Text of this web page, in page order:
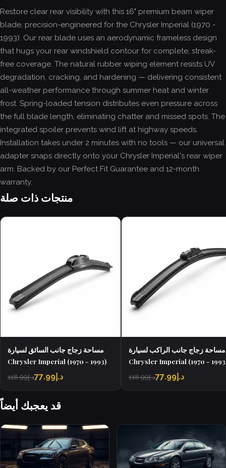
Restore clear rear visibility with this 16" premium beam wiper
blade, precision-engineered for the Chrysler Imperial (1970 -
1993). Our rear blade uses an aerodynamic frameless design
that hugs your rear windshield contour for complete, streak-
free coverage. The natural rubber wiping element resists UV
degradation, cracking, and hardening — delivering consistent
all-weather performance through summer heat and winter
frost. Spring-loaded tension distributes even pressure across
the full blade length, eliminating chatter and missed spots. The
integrated spoiler prevents wind lift at highway speeds.
Installation takes under 2 minutes with no tools — our universal
adapter snaps directly onto your Chrysler Imperial's rear wiper
arm. Backed by our Perfect Fit Guarantee and 12-month
warranty.
منتجات ذات صلة
مساحة زجاج جانب السائق لسيارة
Chrysler Imperial (1970 - 1993)
د.إ118.99 د.إ77.99
مساحة زجاج جانب الراكب لسيارة
Chrysler Imperial (1970 -
د.إ118.99 د.إ77.99
قد يعجبك أيضاً